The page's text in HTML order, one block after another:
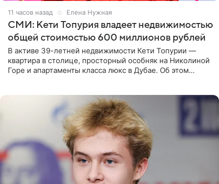
11 часов назад Елена Нужная
СМИ: Кети Топурия владеет недвижимостью
общей стоимостью 600 миллионов рублей
В активе 39-летней недвижимости Кети Топурии —
квартира в столице, просторный особняк на Николиной
Горе и апартаменты класса люкс в Дубае. Об этом